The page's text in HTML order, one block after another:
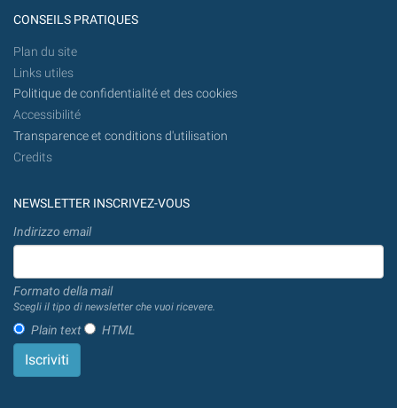
CONSEILS PRATIQUES
Plan du site
Links utiles
Politique de confidentialité et des cookies
Accessibilité
Transparence et conditions d'utilisation
Credits
NEWSLETTER INSCRIVEZ-VOUS
Indirizzo email
Formato della mail
Scegli il tipo di newsletter che vuoi ricevere.
Plain text HTML